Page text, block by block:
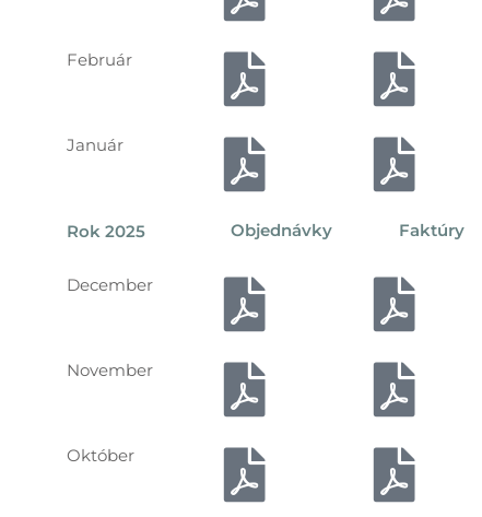
Február
Január
Rok 2025 Objednávky Faktúry
December
November
Október